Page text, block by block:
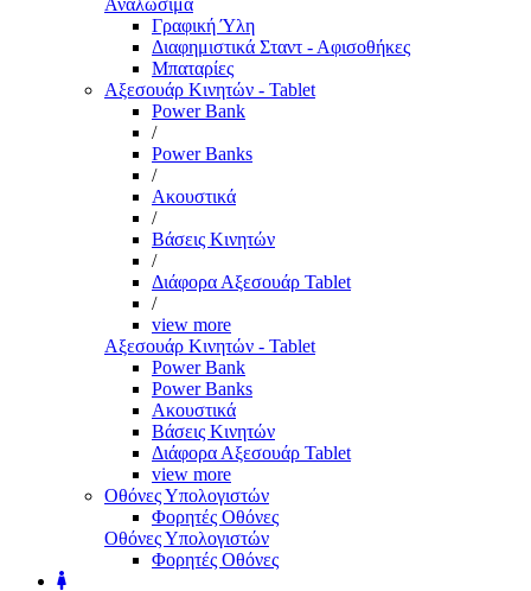
Αναλώσιμα
Γραφική Ύλη
Διαφημιστικά Σταντ - Αφισοθήκες
Μπαταρίες
Αξεσουάρ Κινητών - Tablet
Power Bank
/
Power Banks
/
Ακουστικά
/
Βάσεις Κινητών
/
Διάφορα Αξεσουάρ Tablet
/
view more
Αξεσουάρ Κινητών - Tablet
Power Bank
Power Banks
Ακουστικά
Βάσεις Κινητών
Διάφορα Αξεσουάρ Tablet
view more
Οθόνες Υπολογιστών
Φορητές Οθόνες
Οθόνες Υπολογιστών
Φορητές Οθόνες